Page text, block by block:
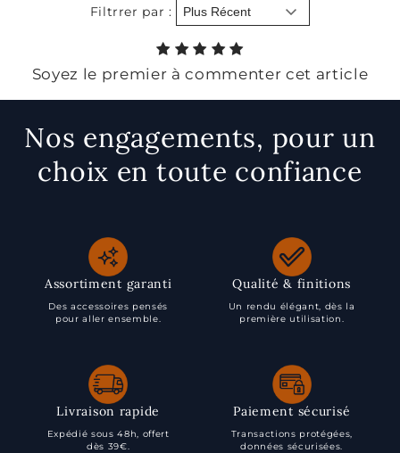
Filtrrer par :
Soyez le premier à commenter cet article
Nos engagements, pour un
choix en toute confiance
Assortiment garanti
Des accessoires pensés
pour aller ensemble.
Qualité & finitions
Un rendu élégant, dès la
première utilisation.
Livraison rapide
Expédié sous 48h, offert
dès 39€.
Paiement sécurisé
Transactions protégées,
données sécurisées.